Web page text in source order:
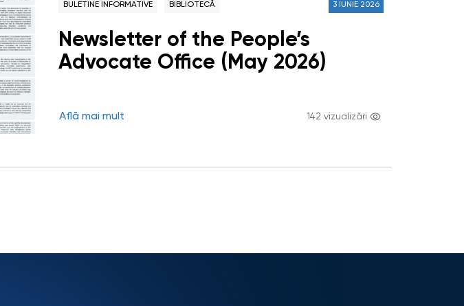
BULETINE INFORMATIVE BIBLIOTECĂ 3 IUNIE 2026
Newsletter of the People’s
Advocate Office (May 2026)
Află mai mult 142 vizualizări